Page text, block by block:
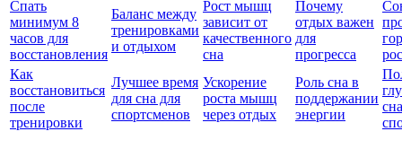
Спать
минимум 8
часов для
восстановления
Баланс между
тренировками
и отдыхом
Рост мышц
зависит от
качественного
сна
Почему
отдых важен
для
прогресса
Как
восстановиться
после
тренировки
Лучшее время
для сна для
спортсменов
Ускорение
роста мышц
через отдых
Роль сна в
поддержании
энергии